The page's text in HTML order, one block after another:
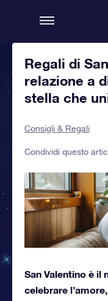
Regali di
relazione a
stella che
Consigli & Regali
Condividi questo
San Valentino è
celebrare